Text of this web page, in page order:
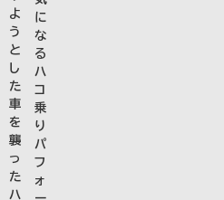
よ
う
と
し
た
車
を
襲
っ
た
ハ
に
な
る
ハ
コ
乗
り
パ
フ
ォ